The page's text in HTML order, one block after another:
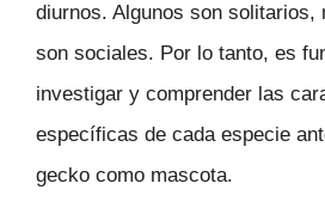
diurnos. Algunos son solitarios,
son sociales. Por lo tanto, es
investigar y comprender las
específicas de cada especie
gecko como mascota.